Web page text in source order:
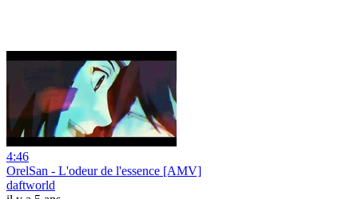
4:46
OrelSan - L'odeur de l'essence [AMV]
daftworld